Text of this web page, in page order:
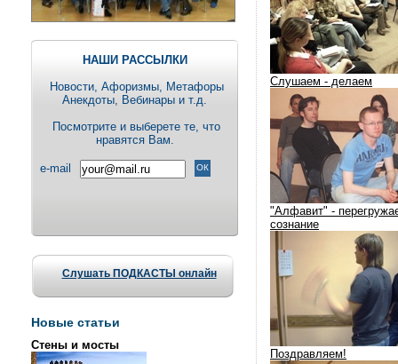
НАШИ РАССЫЛКИ
Новости, Aфоризмы, Метафоры
Анекдоты, Вебинары и т.д.
Посмотрите и выберете те, что
нравятся Вам.
e-mail
Слушать ПОДКАСТЫ онлайн
Новые статьи
Стены и мосты
Слушаем - делаем
"Алфавит" -
сознание
Поздравляем!